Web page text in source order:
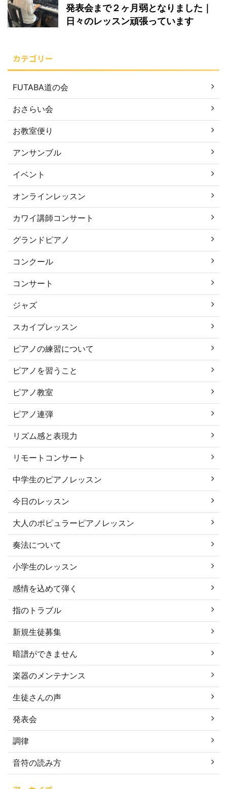
発表会まで２ヶ月弱となりました｜
日々のレッスン頑張っています
カテゴリー
FUTABA道の会
おさらい会
お教室便り
アンサンブル
イベント
オンラインレッスン
カワイ講師コンサート
グランドピアノ
コンクール
コンサート
ジャズ
スカイプレッスン
ピアノの練習について
ピアノを習うこと
ピアノ教室
ピアノ連弾
リズム感と表現力
リモートコンサート
中学生のピアノレッスン
今日のレッスン
大人のポピュラーピアノレッスン
奏法について
小学生のレッスン
感情を込めて弾く
指のトラブル
新規生徒募集
暗譜ができません
楽器のメンテナンス
生徒さんの声
発表会
調律
音符の読み方